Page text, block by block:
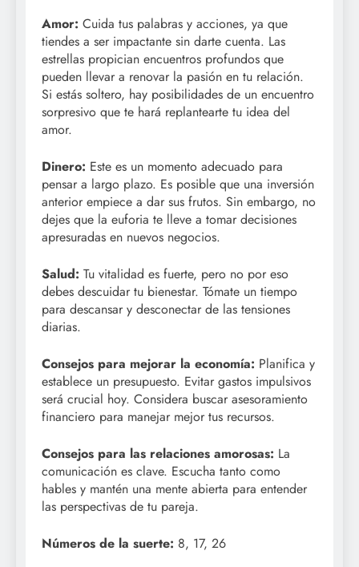
Amor: Cuida tus palabras y acciones, ya que
tiendes a ser impactante sin darte cuenta. Las
estrellas propician encuentros profundos que
pueden llevar a renovar la pasión en tu relación.
Si estás soltero, hay posibilidades de un encuentro
sorpresivo que te hará replantearte tu idea del
amor.
Dinero: Este es un momento adecuado para
pensar a largo plazo. Es posible que una inversión
anterior empiece a dar sus frutos. Sin embargo, no
dejes que la euforia te lleve a tomar decisiones
apresuradas en nuevos negocios.
Salud: Tu vitalidad es fuerte, pero no por eso
debes descuidar tu bienestar. Tómate un tiempo
para descansar y desconectar de las tensiones
diarias.
Consejos para mejorar la economía: Planifica y
establece un presupuesto. Evitar gastos impulsivos
será crucial hoy. Considera buscar asesoramiento
financiero para manejar mejor tus recursos.
Consejos para las relaciones amorosas: La
comunicación es clave. Escucha tanto como
hables y mantén una mente abierta para entender
las perspectivas de tu pareja.
Números de la suerte: 8, 17, 26